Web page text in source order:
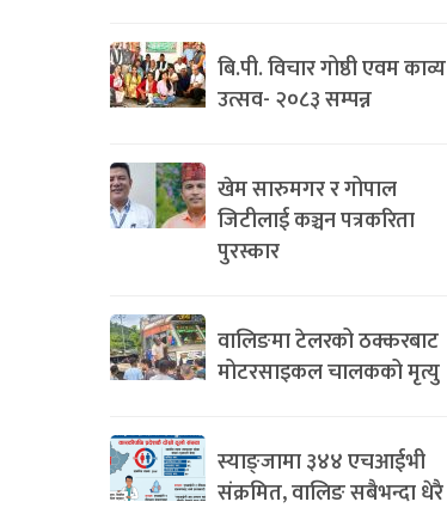
बि.पी. विचार गोष्ठी एवम काव्य
उत्सव- २०८३ सम्पन्न
खेम सारुमगर र गोपाल
जिटीलाई कञ्चन पत्रकरिता
पुरस्कार
वालिङमा टेलरको ठक्करबाट
मोटरसाइकल चालकको मृत्यु
स्याङ्जामा ३४४ एचआईभी
संक्रमित, वालिङ सबैभन्दा धेरै